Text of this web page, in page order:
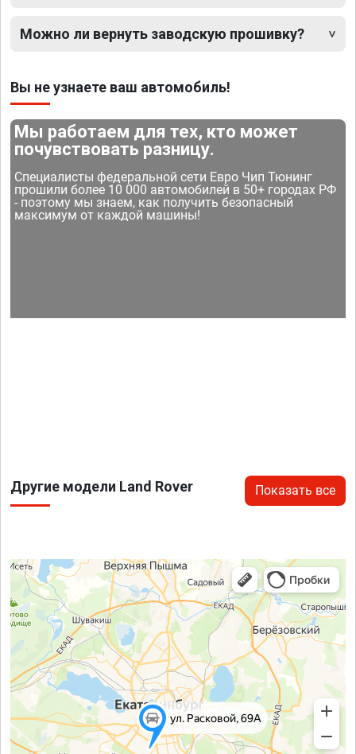
Можно ли вернуть заводскую прошивку?
Вы не узнаете ваш автомобиль!
Мы работаем для тех, кто может
почувствовать разницу.
Специалисты федеральной сети Евро Чип Тюнинг
прошили более 10 000 автомобилей в 50+ городах РФ
- поэтому мы знаем, как получить безопасный
максимум от каждой машины!
Другие модели Land Rover Показать все